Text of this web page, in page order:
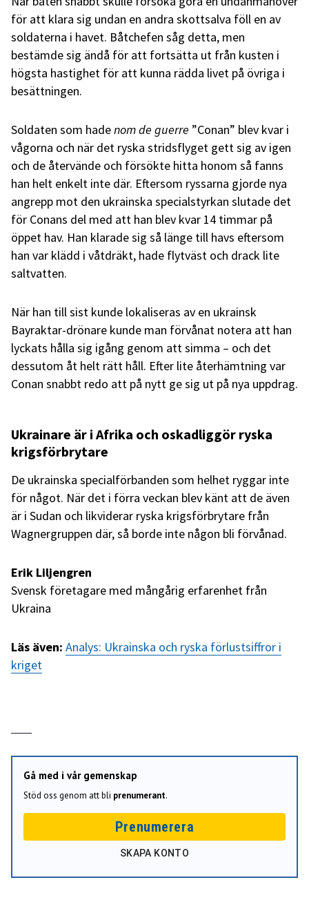
för att klara sig undan en andra skottsalva föll en av
soldaterna i havet. Båtchefen såg detta, men
bestämde sig ändå för att fortsätta ut från kusten i
högsta hastighet för att kunna rädda livet på övriga i
besättningen.
Soldaten som hadenom de guerre ”Conan” blev kvar i
vågorna och när det ryska stridsflyget gett sig av igen
och de återvände och försökte hitta honom så fanns
han helt enkelt inte där. Eftersom ryssarna gjorde nya
angrepp mot den ukrainska specialstyrkan slutade det
för Conans del med att han blev kvar 14 timmar på
öppet hav. Han klarade sig så länge till havs eftersom
han var klädd i våtdräkt, hade flytväst och drack lite
saltvatten.
När han till sist kunde lokaliseras av en ukrainsk
Bayraktar-drönare kunde man förvånat notera att han
lyckats hålla sig igång genom att simma – och det
dessutom åt helt rätt håll. Efter lite återhämtning var
Conan snabbt redo att på nytt ge sig ut på nya uppdrag.
Ukrainare är i Afrika och oskadliggör ryska
krigsförbrytare
De ukrainska specialförbanden som helhet ryggar inte
för något. När det i förra veckan blev känt att de även
är i Sudan och likviderar ryska krigsförbrytare från
Wagnergruppen där, så borde inte någon bli förvånad.
Erik Liljengren
Svensk företagare med mångårig erfarenhet från
Ukraina
Läs även: Analys: Ukrainska och ryska förlustsiffror i
kriget
Gå med i vår gemenskap
Stöd oss genom att bli prenumerant.
Prenumerera
SKAPA KONTO